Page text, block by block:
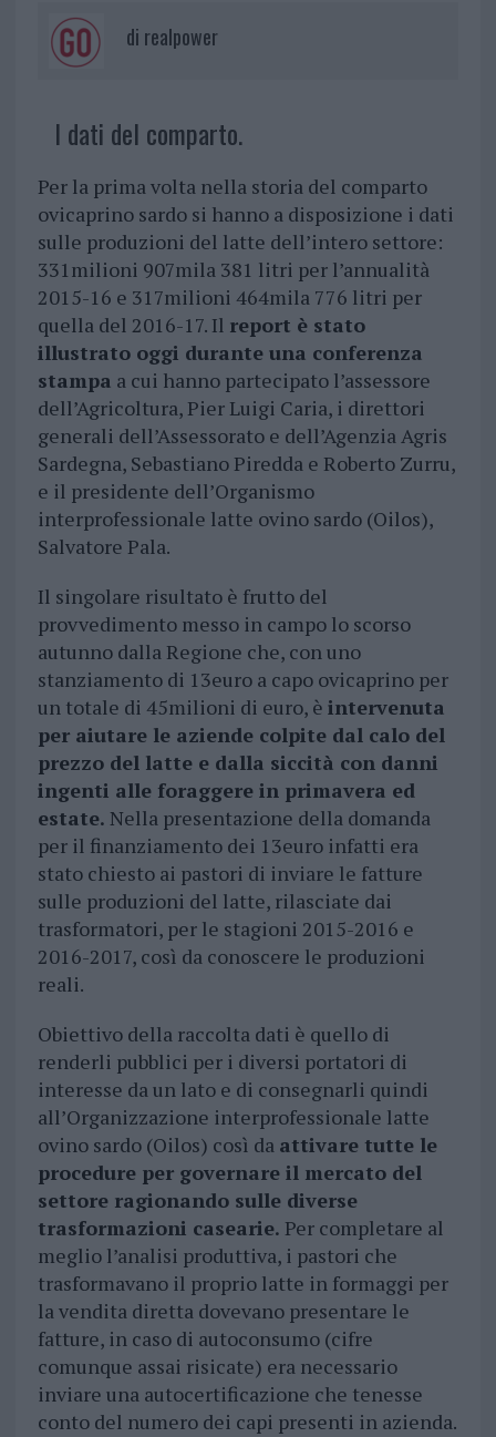
di realpower
I dati del comparto.
Per la prima volta nella storia del comparto
ovicaprino sardo si hanno a disposizione i dati
sulle produzioni del latte dell’intero settore:
331milioni 907mila 381 litri per l’annualità
2015-16 e 317milioni 464mila 776 litri per
quella del 2016-17. Il report è stato
illustrato oggi durante una conferenza
stampa a cui hanno partecipato l’assessore
dell’Agricoltura, Pier Luigi Caria, i direttori
generali dell’Assessorato e dell’Agenzia Agris
Sardegna, Sebastiano Piredda e Roberto Zurru,
e il presidente dell’Organismo
interprofessionale latte ovino sardo (Oilos),
Salvatore Pala.
Il singolare risultato è frutto del
provvedimento messo in campo lo scorso
autunno dalla Regione che, con uno
stanziamento di 13euro a capo ovicaprino per
un totale di 45milioni di euro, è intervenuta
per aiutare le aziende colpite dal calo del
prezzo del latte e dalla siccità con danni
ingenti alle foraggere in primavera ed
estate. Nella presentazione della domanda
per il finanziamento dei 13euro infatti era
stato chiesto ai pastori di inviare le fatture
sulle produzioni del latte, rilasciate dai
trasformatori, per le stagioni 2015-2016 e
2016-2017, così da conoscere le produzioni
reali.
Obiettivo della raccolta dati è quello di
renderli pubblici per i diversi portatori di
interesse da un lato e di consegnarli quindi
all’Organizzazione interprofessionale latte
ovino sardo (Oilos) così da attivare tutte le
procedure per governare il mercato del
settore ragionando sulle diverse
trasformazioni casearie. Per completare al
meglio l’analisi produttiva, i pastori che
trasformavano il proprio latte in formaggi per
la vendita diretta dovevano presentare le
fatture, in caso di autoconsumo (cifre
comunque assai risicate) era necessario
inviare una autocertificazione che tenesse
conto del numero dei capi presenti in azienda.